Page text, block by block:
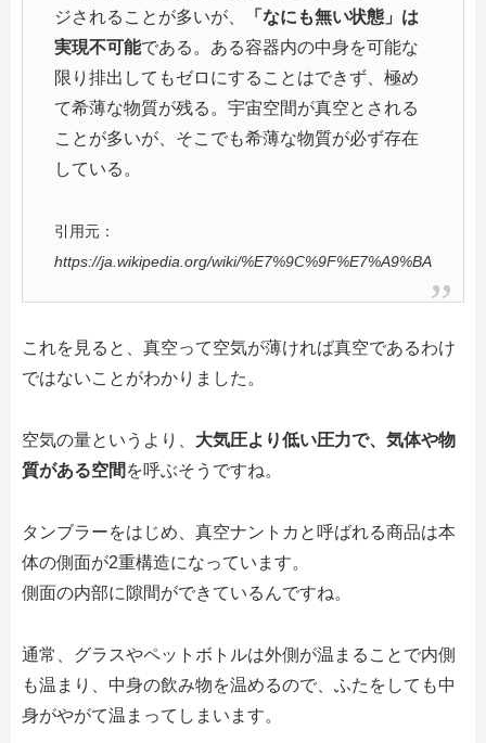
ジされることが多いが、
「なにも無い状態」は
実現不可能である。ある容器内の中身を可能な
限り排出してもゼロにすることはできず、極め
て希薄な物質が残る。宇宙空間が真空とされる
ことが多いが、そこでも希薄な物質が必ず存在
している。
引用元：
https://ja.wikipedia.org/wiki/%E7%9C%9F%E7%A9%BA
これを見ると、真空って空気が薄ければ真空であるわけ
ではないことがわかりました。
空気の量というより、 大気圧より低い圧力で、気体や物
質がある空間 を呼ぶそうですね。
タンブラーをはじめ、真空ナントカと呼ばれる商品は本
体の側面が2重構造になっています。
側面の内部に隙間ができているんですね。
通常、グラスやペットボトルは外側が温まることで内側
も温まり、中身の飲み物を温めるので、ふたをしても中
身がやがて温まってしまいます。